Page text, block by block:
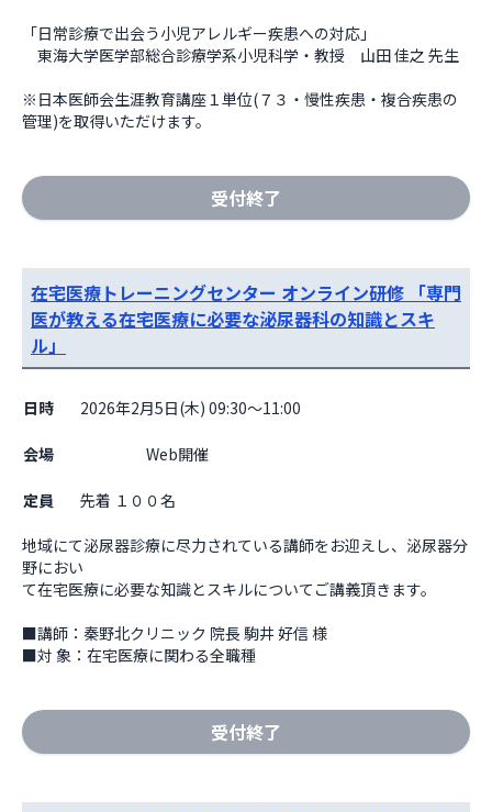
「日常診療で出会う小児アレルギー疾患への対応」
東海大学医学部総合診療学系小児科学・教授　山田 佳之 先生
※日本医師会生涯教育講座１単位(７３・慢性疾患・複合疾患の
管理)を取得いただけます。
受付終了
在宅医療トレーニングセンター オンライン研修 「専門
医が教える在宅医療に必要な泌尿器科の知識とスキ
ル」
日時 2026年2月5日(木) 09:30～11:00
会場
定員 先着 １００名
地域にて泌尿器診療に尽力されている講師をお迎えし、泌尿器分
野におい
て在宅医療に必要な知識とスキルについてご講義頂きます。
■講師：秦野北クリニック 院長 駒井 好信 様
■対 象：在宅医療に関わる全職種
受付終了